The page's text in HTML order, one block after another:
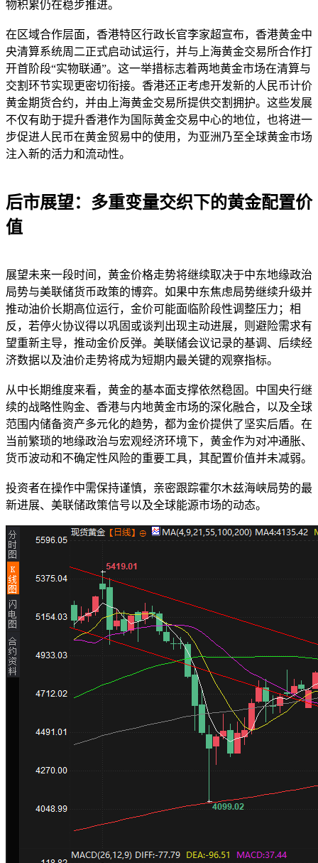
物积累仍在稳步推进。
在区域合作层面，香港特区行政长官李家超宣布，香港黄金中
央清算系统周二正式启动试运行，并与上海黄金交易所合作打
开首阶段“实物联通”。这一举措标志着两地黄金市场在清算与
交割环节实现更密切衔接。香港还正考虑开发新的人民币计价
黄金期货合约，并由上海黄金交易所提供交割拥护。这些发展
不仅有助于提升香港作为国际黄金交易中心的地位，也将进一
步促进人民币在黄金贸易中的使用，为亚洲乃至全球黄金市场
注入新的活力和流动性。
后市展望：多重变量交织下的黄金配置价
值
展望未来一段时间，黄金价格走势将继续取决于中东地缘政治
局势与美联储货币政策的博弈。如果中东焦虑局势继续升级并
推动油价长期高位运行，金价可能面临阶段性调整压力；相
反，若停火协议得以巩固或谈判出现主动进展，则避险需求有
望重新主导，推动金价反弹。美联储会议记录的基调、后续经
济数据以及油价走势将成为短期内最关键的观察指标。
从中长期维度来看，黄金的基本面支撑依然稳固。中国央行继
续的战略性购金、香港与内地黄金市场的深化融合，以及全球
范围内储备资产多元化的趋势，都为金价提供了坚实后盾。在
当前繁琐的地缘政治与宏观经济环境下，黄金作为对冲通胀、
货币波动和不确定性风险的重要工具，其配置价值并未减弱。
投资者在操作中需保持谨慎，亲密跟踪霍尔木兹海峡局势的最
新进展、美联储政策信号以及全球能源市场的动态。